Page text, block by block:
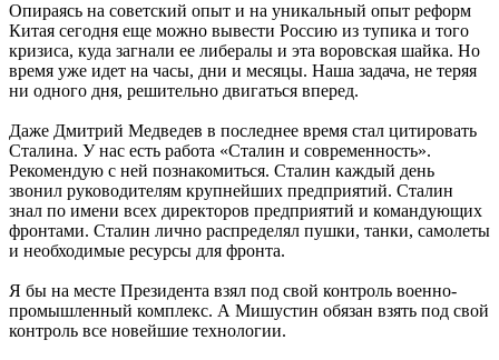
Опираясь на советский опыт и на уникальный опыт реформ
Китая сегодня еще можно вывести Россию из тупика и того
кризиса, куда загнали ее либералы и эта воровская шайка. Но
время уже идет на часы, дни и месяцы. Наша задача, не теряя
ни одного дня, решительно двигаться вперед.
Даже Дмитрий Медведев в последнее время стал цитировать
Сталина. У нас есть работа «Сталин и современность».
Рекомендую с ней познакомиться. Сталин каждый день
звонил руководителям крупнейших предприятий. Сталин
знал по имени всех директоров предприятий и командующих
фронтами. Сталин лично распределял пушки, танки, самолеты
и необходимые ресурсы для фронта.
Я бы на месте Президента взял под свой контроль военно-
промышленный комплекс. А Мишустин обязан взять под свой
контроль все новейшие технологии.